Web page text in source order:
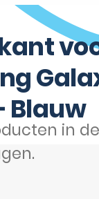
in de
Blauw